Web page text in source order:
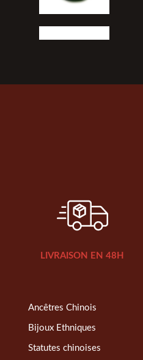
LIVRAISON EN 48H
Ancêtres Chinois
Bijoux Ethniques
Statutes chinoises